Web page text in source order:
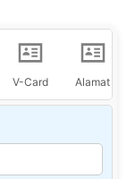
V-Card Alamat